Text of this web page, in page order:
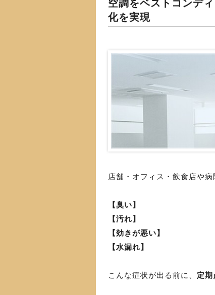
空調をベストコンデ
化を実現
店舗・オフィス・飲食店や
【臭い】
【汚れ】
【効きが悪い】
【水漏れ】
こんな症状が出る前に、 定期